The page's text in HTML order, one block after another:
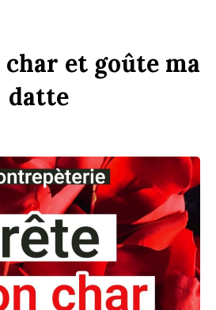
char et goûte ma
datte